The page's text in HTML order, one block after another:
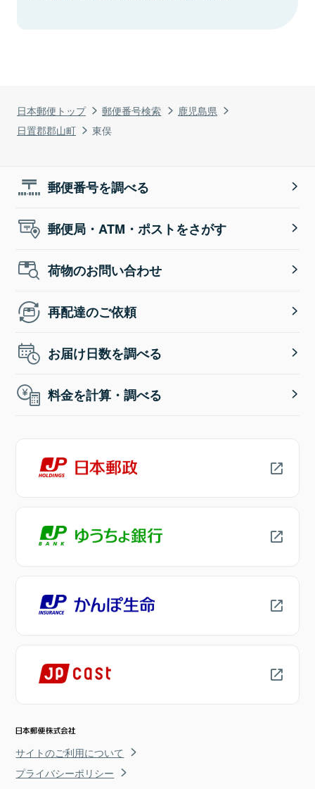
日本郵便トップ 郵便番号検索
鹿児島県
日置郡郡山町
東俣
郵便番号を調べる
郵便局・ATM・ポストをさがす
荷物のお問い合わせ
再配達のご依頼
お届け日数を調べる
料金を計算・調べる
サイトのご利用について
プライバシーポリシー